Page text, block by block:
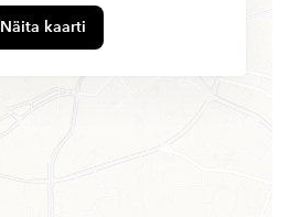
Näita kaarti